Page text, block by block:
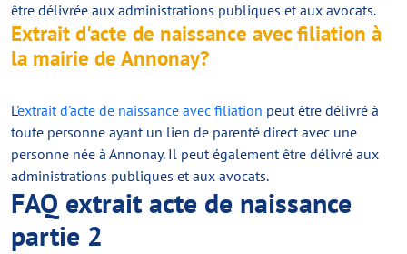
être délivrée aux administrations publiques et aux avocats.
Extrait d'acte de naissance avec filiation à
la mairie de Annonay?
L'extrait d'acte de naissance avec filiation peut être délivré à
toute personne ayant un lien de parenté direct avec une
personne née à Annonay. Il peut également être délivré aux
administrations publiques et aux avocats.
FAQ extrait acte de naissance
partie 2